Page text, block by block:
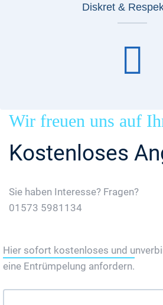
Diskret &
Wir freuen uns auf
Kostenloses
Sie haben Interesse? Fragen?
01573 5981134
Hier sofort kostenloses und
eine Entrümpelung anfordern.